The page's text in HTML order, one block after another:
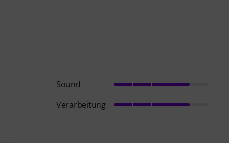
Sound
Verarbeitung